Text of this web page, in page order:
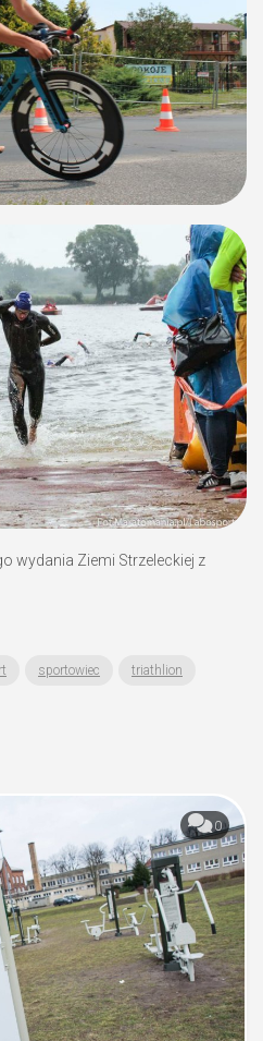
wydania Ziemi Strzeleckiej z
sportowiec triathlion
0